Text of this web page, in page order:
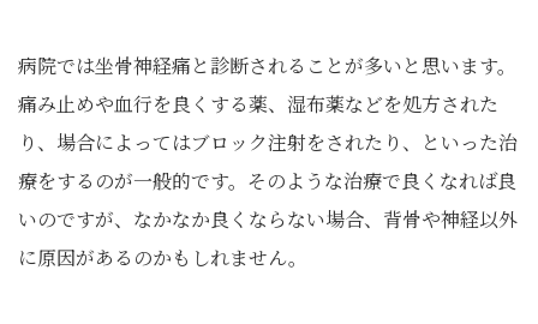
病院では坐骨神経痛と診断されることが多いと思います。
痛み止めや血行を良くする薬、湿布薬などを処方された
り、場合によってはブロック注射をされたり、といった治
療をするのが一般的です。そのような治療で良くなれば良
いのですが、なかなか良くならない場合、背骨や神経以外
に原因があるのかもしれません。